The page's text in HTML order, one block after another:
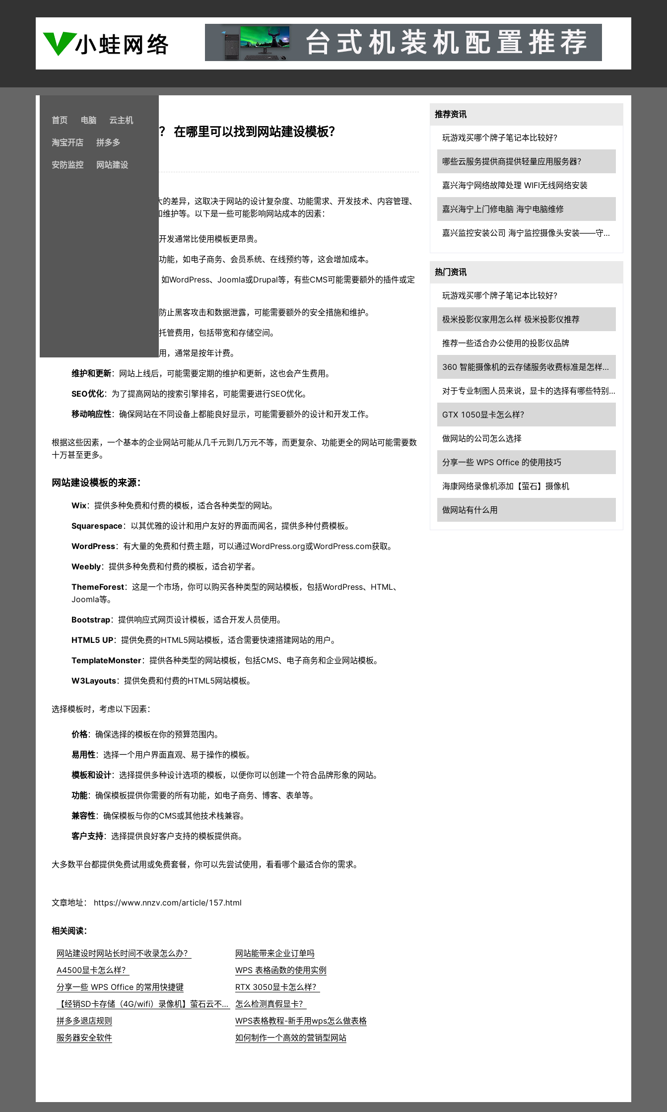
首页 电脑 云主机
淘宝开店 拼多多
安防监控 网站建设
建一个网站要多少钱？ 在哪里可以找到网站建设模板？
2024-09-11
建立一个网站的成本可以有很大的差异，这取决于网站的设计复杂度、功能需求、开发技术、内容管理、
安全性、托管服务、域名注册和维护等。以下是一些可能影响网站成本的因素：
：定制设计和开发通常比使用模板更昂贵。
：如果你需要特定的功能，如电子商务、会员系统、在线预约等，这会增加成本。
：如WordPress、Joomla或Drupal等，有些CMS可能需要额外的插件或定
：确保网站安全，防止黑客攻击和数据泄露，可能需要额外的安全措施和维护。
：网站的服务器托管费用，包括带宽和存储空间。
：购买域名的费用，通常是按年计费。
维护和更新：网站上线后，可能需要定期的维护和更新，这也会产生费用。
SEO优化：为了提高网站的搜索引擎排名，可能需要进行SEO优化。
移动响应性：确保网站在不同设备上都能良好显示，可能需要额外的设计和开发工作。
根据这些因素，一个基本的企业网站可能从几千元到几万元不等，而更复杂、功能更全的网站可能需要数
十万甚至更多。
网站建设模板的来源：
Wix：提供多种免费和付费的模板，适合各种类型的网站。
Squarespace ：以其优雅的设计和用户友好的界面而闻名，提供多种付费模板。
WordPress：有大量的免费和付费主题，可以通过WordPress.org或WordPress.com获取。
Weebly：提供多种免费和付费的模板，适合初学者。
ThemeForest：这是一个市场，你可以购买各种类型的网站模板，包括WordPress、HTML、
Joomla等。
Bootstrap：提供响应式网页设计模板，适合开发人员使用。
HTML5 UP：提供免费的HTML5网站模板，适合需要快速搭建网站的用户。
TemplateMonster：提供各种类型的网站模板，包括CMS、电子商务和企业网站模板。
W3Layouts：提供免费和付费的HTML5网站模板。
选择模板时，考虑以下因素：
价格：确保选择的模板在你的预算范围内。
易用性：选择一个用户界面直观、易于操作的模板。
模板和设计：选择提供多种设计选项的模板，以便你可以创建一个符合品牌形象的网站。
功能：确保模板提供你需要的所有功能，如电子商务、博客、表单等。
兼容性：确保模板与你的CMS或其他技术栈兼容。
客户支持：选择提供良好客户支持的模板提供商。
大多数平台都提供免费试用或免费套餐，你可以先尝试使用，看看哪个最适合你的需求。
文章地址： https://www.nnzv.com/article/157.html
相关阅读：
网站建设时网站长时间不收录怎么办？
网站能带来企业订单吗
A4500显卡怎么样？
WPS 表格函数的使用实例
分享一些 WPS Office 的常用快捷键
RTX 3050显卡怎么样？
【经销SD卡存储（4G/wifi）录像机】萤石云不在线？
怎么检测真假显卡？
拼多多退店规则
WPS表格教程-新手用wps怎么做表格
服务器安全软件
如何制作一个高效的营销型网站
推荐资讯
玩游戏买哪个牌子笔记本比较好?
哪些云服务提供商提供轻量应用服务器？
嘉兴海宁网络故障处理 WIFI无线网络安装
嘉兴海宁上门修电脑 海宁电脑维修
嘉兴监控安装公司 海宁监控摄像头安装——守护嘉兴，洞察一切
热门资讯
玩游戏买哪个牌子笔记本比较好?
极米投影仪家用怎么样 极米投影仪推荐
推荐一些适合办公使用的投影仪品牌
360 智能摄像机的云存储服务收费标准是怎样的？
对于专业制图人员来说，显卡的选择有哪些特别需要考虑的因素？
GTX 1050显卡怎么样？
做网站的公司怎么选择
分享一些 WPS Office 的使用技巧
海康网络录像机添加【萤石】摄像机
做网站有什么用